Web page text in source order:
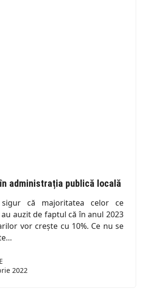
administrația publică locală
că majoritatea celor ce
auzit de faptul că în anul 2023
vor crește cu 10%. Ce nu se
2022